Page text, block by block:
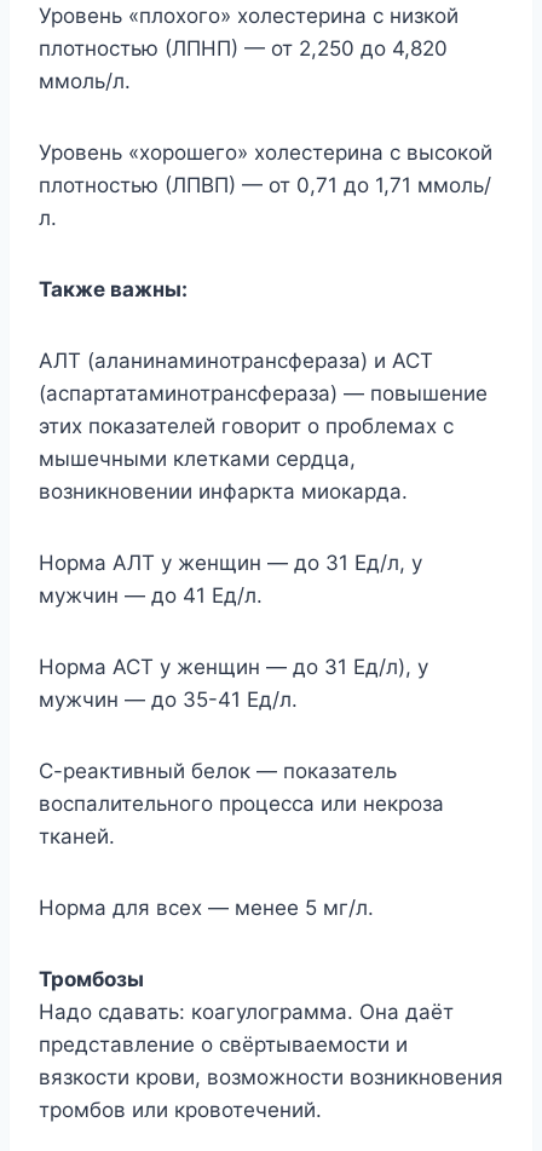
Уровень «плохого» холестерина с низкой
плотностью (ЛПНП) — от 2,250 до 4,820
ммоль/л.
Уровень «хорошего» холестерина с высокой
плотностью (ЛПВП) — от 0,71 до 1,71 ммоль/
л.
Также важны:
АЛТ (аланинаминотрансфераза) и АСТ
(аспартатаминотрансфераза) — повышение
этих показателей говорит о проблемах с
мышечными клетками сердца,
возникновении инфаркта миокарда.
Норма АЛТ у женщин — до 31 Ед/л, у
мужчин — до 41 Ед/л.
Норма АСТ у женщин — до 31 Ед/л), у
мужчин — до 35-41 Ед/л.
С-реактивный белок — показатель
воспалительного процесса или некроза
тканей.
Норма для всех — менее 5 мг/л.
Тромбозы
Надо сдавать: коагулограмма. Она даёт
представление о свёртываемости и
вязкости крови, возможности возникновения
тромбов или кровотечений.